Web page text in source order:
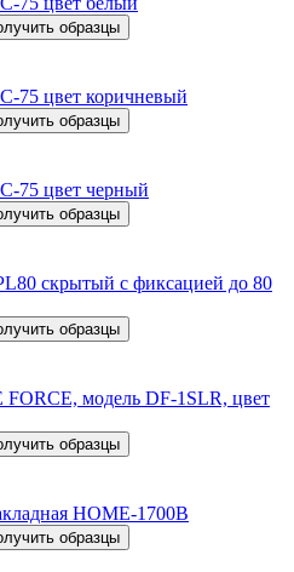
образцы
75 цвет коричневый
образцы
75 цвет черный
образцы
скрытый с фиксацией до 80
образцы
модель DF-1SLR, цвет
образцы
НОМЕ-1700В
образцы